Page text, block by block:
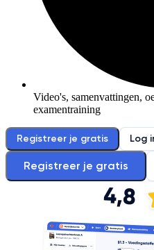
Video's, samenvattingen,
examentraining
Registreer je gratis Log
Registreer je gratis